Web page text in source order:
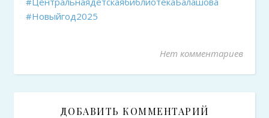
#Новыйгод2025
Нет комментариев
ДОБАВИТЬ КОММЕНТАРИЙ